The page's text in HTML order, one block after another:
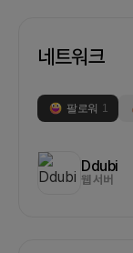
네트워크
팔로워 1
Ddubi
웹 서버